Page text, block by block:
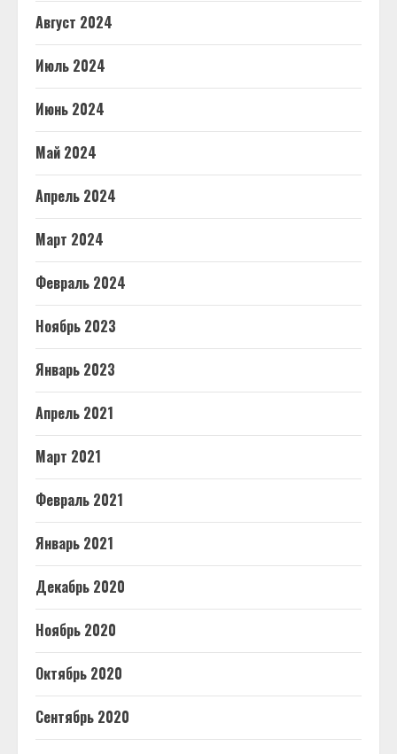
Август 2024
Июль 2024
Июнь 2024
Май 2024
Апрель 2024
Март 2024
Февраль 2024
Ноябрь 2023
Январь 2023
Апрель 2021
Март 2021
Февраль 2021
Январь 2021
Декабрь 2020
Ноябрь 2020
Октябрь 2020
Сентябрь 2020